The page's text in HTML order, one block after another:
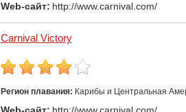
Web-сайт: http://www.carnival.com/
Carnival Victory
Регион плавания: Карибы и Центральная